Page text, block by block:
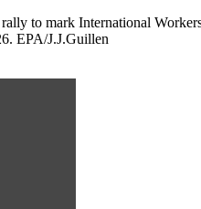
to mark International
EPA/J.J.Guillen